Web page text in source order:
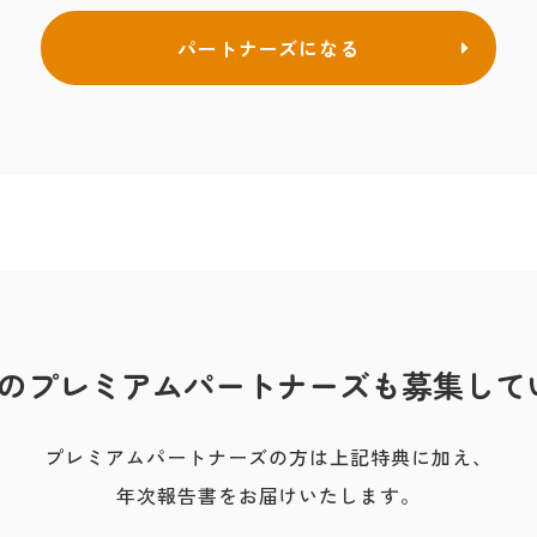
パートナーズになる
プレミアムパートナーズも募集して
プレミアムパートナーズの方は上記特典に加え、
年次報告書をお届けいたします。